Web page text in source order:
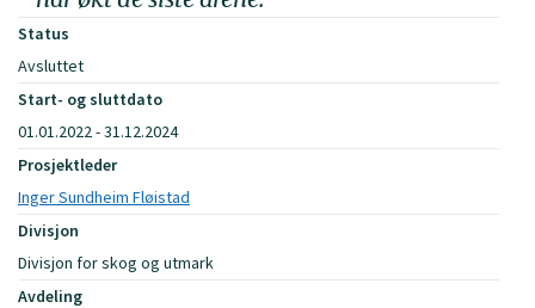
Status
Avsluttet
Start- og sluttdato
01.01.2022 - 31.12.2024
Prosjektleder
Inger Sundheim Fløistad
Divisjon
Divisjon for skog og utmark
Avdeling